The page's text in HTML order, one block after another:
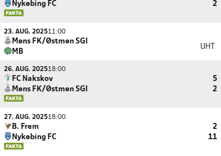
Nykøbing FC
2
23. AUG. 202511:00
Møns FK/Østmøn SGI
MB
UHT
26. AUG. 202518:00
FC Nakskov
5
Møns FK/Østmøn SGI
2
27. AUG. 202518:00
B. Frem
2
Nykøbing FC
11